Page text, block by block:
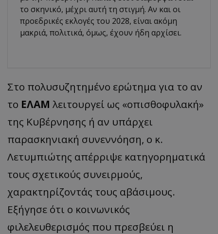
το σκηνικό, μέχρι αυτή τη στιγμή. Αν και οι
προεδρικές εκλογές του 2028, είναι ακόμη
μακριά, πολιτικά, όμως, έχουν ήδη αρχίσει.
​Στο πολυσυζητημένο ερώτημα για το αν
το ΕΛΑΜ λειτουργεί ως «οπισθοφυλακή»
της Κυβέρνησης ή αν υπάρχει
παρασκηνιακή συνεννόηση, ο κ.
Λετυμπιώτης απέρριψε κατηγορηματικά
τους σχετικούς συνειρμούς,
χαρακτηρίζοντάς τους αβάσιμους.
Εξήγησε ότι ο κοινωνικός
φιλελευθερισμός που πρεσβεύει η